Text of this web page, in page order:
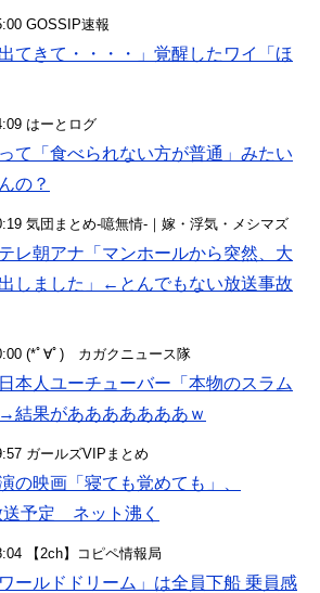
GOSSIP速報
てきて・・・・」覚醒したワイ「ほ
はーとログ
て「食べられない方が普通」みたい
の？
気団まとめ-噫無情-｜嫁・浮気・メシマズ
レ朝アナ「マンホールから突然、大
しました」←とんでもない放送事故
(*ﾟ∀ﾟ)ゞカガクニュース隊
本人ユーチューバー「本物のスラム
結果があああああああｗ
ガールズVIPまとめ
の映画「寝ても覚めても」、
送予定 ネット沸く
【2ch】コピペ情報局
ールドドリーム」は全員下船 乗員感